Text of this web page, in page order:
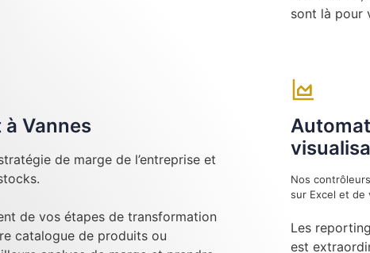
sont là pour
Vannes
de marge de l’entreprise et
de vos étapes de transformation
catalogue de produits ou
Nos
sur Excel et de
Les
est